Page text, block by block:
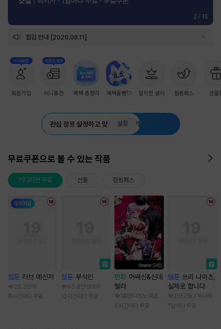
2 / 15
점검 안내 [2026.08.11]
+1,000원
회원가입
첫충전 혜택
머니충전 혜택 총정리 혜택몰빵💘 밀리언 셀러 점핑패스 선물
관심 장르 설정하고 맞춤 추천 받기
설정
무료쿠폰으로 볼 수 있는 작품
기다리면 무료 선물 점핑패스
웹툰 러브 메신저
28.2만 딱
8시간마다 무료
웹툰 부식인
93.8만 임애주
12시간마다 무료
만화 어쌔신&신데
렐라
18만 나츠노 유조
6시간마다 무료
웹툰 쓰리 나이츠,
실제로 합니다
2만 고토 / 두나래
1일마다 무료